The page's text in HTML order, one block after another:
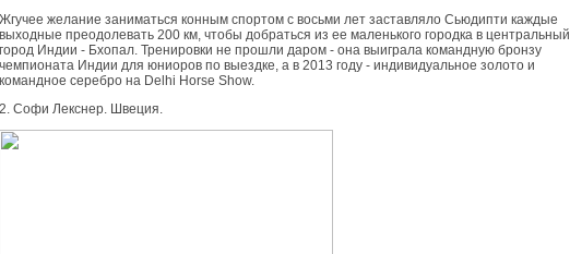
Жгучее желание заниматься конным спортом с восьми лет заставляло Сьюдипти каждые
выходные преодолевать 200 км, чтобы добраться из ее маленького городка в центральный
город Индии - Бхопал. Тренировки не прошли даром - она выиграла командную бронзу
чемпионата Индии для юниоров по выездке, а в 2013 году - индивидуальное золото и
командное серебро на Delhi Horse Show.
2. Софи Лекснер. Швеция.